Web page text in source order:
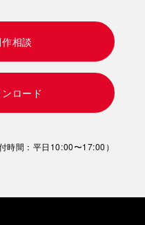
相談
ロード
時間：平日10:00〜17:00）